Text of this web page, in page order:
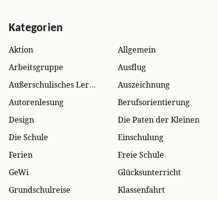
Kategorien
Aktion
Allgemein
Arbeitsgruppe
Ausflug
Außerschulisches Lernen
Auszeichnung
Autorenlesung
Berufsorientierung
Design
Die Paten der Kleinen
Die Schule
Einschulung
Ferien
Freie Schule
GeWi
Glücksunterricht
Grundschulreise
Klassenfahrt